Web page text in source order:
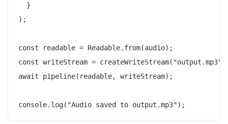
  }
);
const readable = Readable.from(audio);
const writeStream =
await pipeline(readable, writeStream);